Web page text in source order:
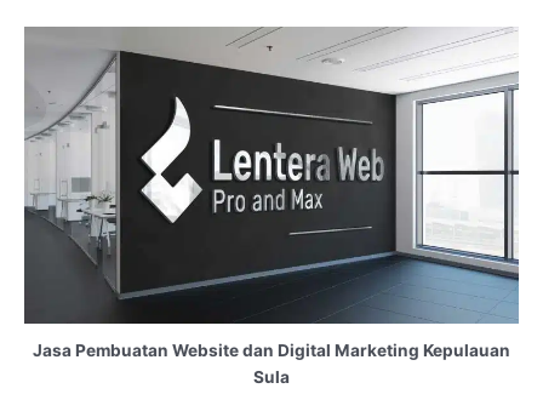
Jasa Pembuatan Website dan Digital Marketing Kepulauan
Sula